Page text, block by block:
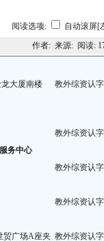
阅读选项:
自动滚屏[
作者: 来源: 阅读:
大厦南楼
教外综资认
教外综资认
务中心
教外综资认
教外综资认
贸广场A座夹 教外综资认